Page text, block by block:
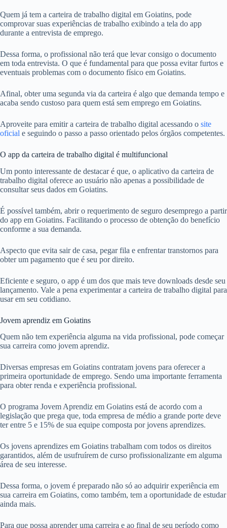
Quem já tem a carteira de trabalho digital em Goiatins, pode
comprovar suas experiências de trabalho exibindo a tela do app
durante a entrevista de emprego.
Dessa forma, o profissional não terá que levar consigo o documento
em toda entrevista. O que é fundamental para que possa evitar furtos e
eventuais problemas com o documento físico em Goiatins.
Afinal, obter uma segunda via da carteira é algo que demanda tempo e
acaba sendo custoso para quem está sem emprego em Goiatins.
Aproveite para emitir a carteira de trabalho digital acessando o site
oficial e seguindo o passo a passo orientado pelos órgãos competentes.
O app da carteira de trabalho digital é multifuncional
Um ponto interessante de destacar é que, o aplicativo da carteira de
trabalho digital oferece ao usuário não apenas a possibilidade de
consultar seus dados em Goiatins.
É possível também, abrir o requerimento de seguro desemprego a partir
do app em Goiatins. Facilitando o processo de obtenção do benefício
conforme a sua demanda.
Aspecto que evita sair de casa, pegar fila e enfrentar transtornos para
obter um pagamento que é seu por direito.
Eficiente e seguro, o app é um dos que mais teve downloads desde seu
lançamento. Vale a pena experimentar a carteira de trabalho digital para
usar em seu cotidiano.
Jovem aprendiz em Goiatins
Quem não tem experiência alguma na vida profissional, pode começar
sua carreira como jovem aprendiz.
Diversas empresas em Goiatins contratam jovens para oferecer a
primeira oportunidade de emprego. Sendo uma importante ferramenta
para obter renda e experiência profissional.
O programa Jovem Aprendiz em Goiatins está de acordo com a
legislação que prega que, toda empresa de médio a grande porte deve
ter entre 5 e 15% de sua equipe composta por jovens aprendizes.
Os jovens aprendizes em Goiatins trabalham com todos os direitos
garantidos, além de usufruírem de curso profissionalizante em alguma
área de seu interesse.
Dessa forma, o jovem é preparado não só ao adquirir experiência em
sua carreira em Goiatins, como também, tem a oportunidade de estudar
ainda mais.
Para que possa aprender uma carreira e ao final de seu período como